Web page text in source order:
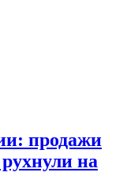
продажи
на